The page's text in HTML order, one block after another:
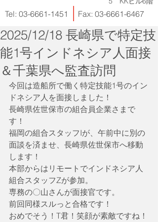
Tel: 03-6661-1451 Fax: 03-6661-6467
2025/12/18 長崎県で特定技
能1号インドネシア人面接
＆千葉県へ監査訪問
今回は造船所で働く特定技能1号のイン
ドネシア人を面接しました！
長崎県佐世保市の組合員企業さまで
す！
福岡の組合スタッフIが、午前中に別の
面談を済ませ、長崎県佐世保市へ移動
します！
本部からはリモートでインドネシア人
組合スタッフZが参加。
専務の〇山さんが面接官です。
前回同様スルっと合格です！
おめでそう！T君！笑顔が素敵ですね！